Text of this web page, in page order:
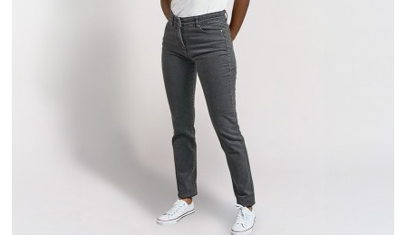
38 40 42